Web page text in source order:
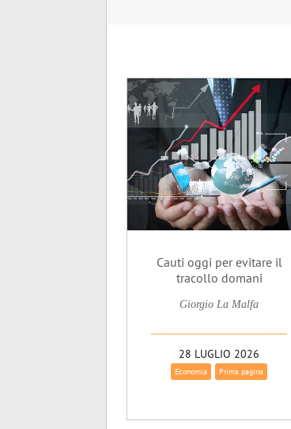
Cauti oggi per evitare il
tracollo domani
Giorgio La Malfa
28 LUGLIO 2026
Economia Prima pagina